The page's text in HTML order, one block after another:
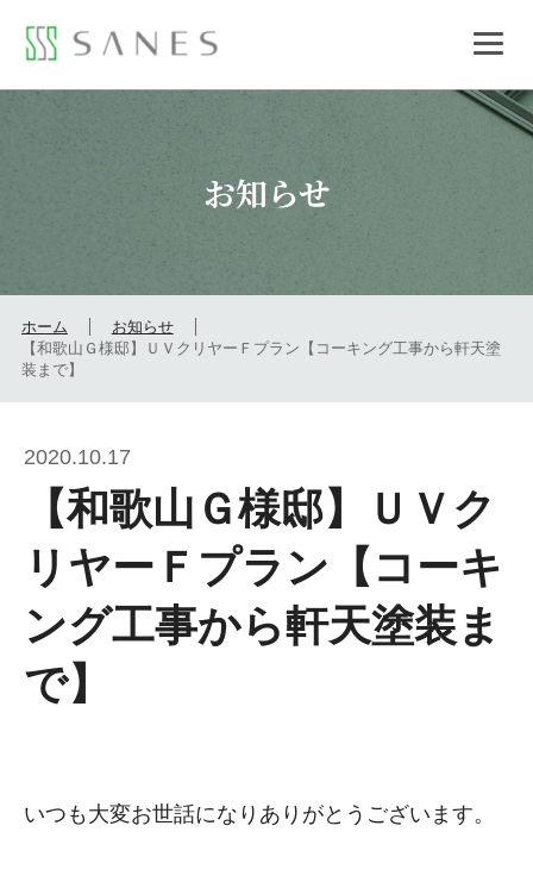
お知らせ
ホーム
お知らせ
【和歌山Ｇ様邸】ＵＶクリヤーＦプラン【コーキング工事から軒天塗
装まで】
2020.10.17
【和歌山Ｇ様邸】ＵＶク
リヤーＦプラン【コーキ
ング工事から軒天塗装ま
で】
いつも大変お世話になりありがとうございます。